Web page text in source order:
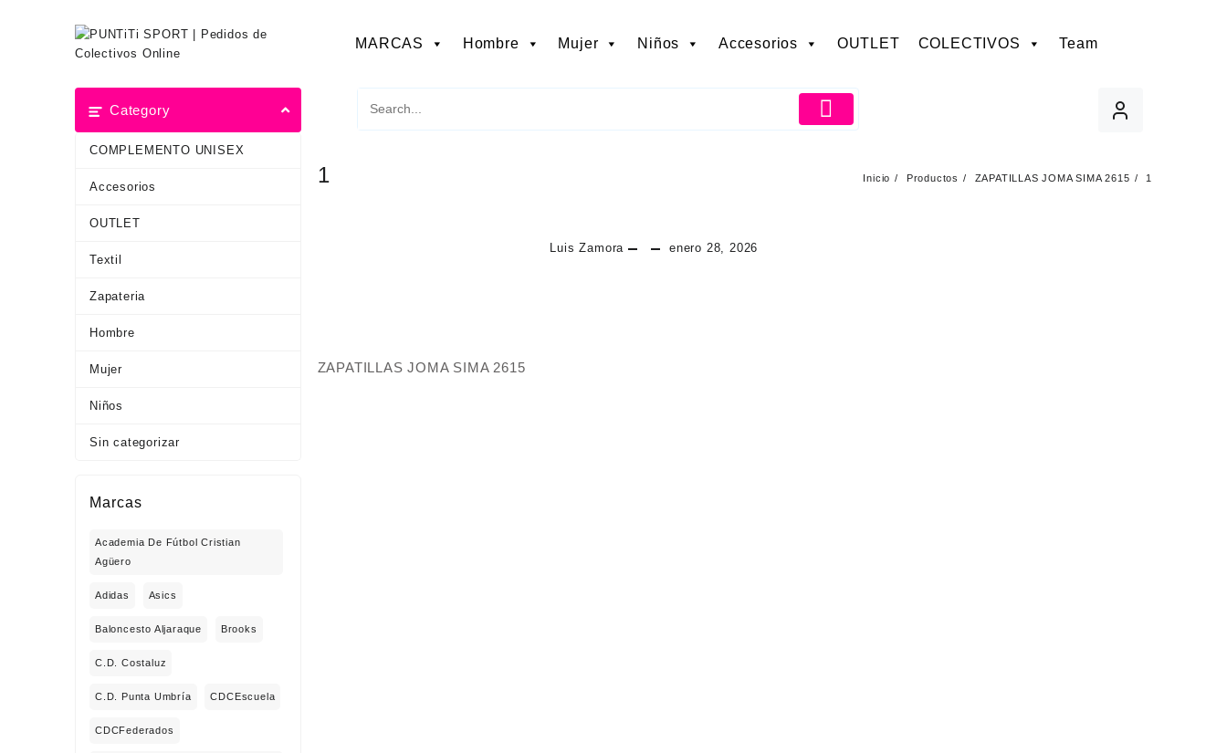
MARCAS Hombre Mujer Niños Accesorios OUTLET COLECTIVOS Team
Category
COMPLEMENTO UNISEX
Accesorios
OUTLET
Textil
Zapateria
Hombre
Mujer
Niños
Sin categorizar
1 Inicio Productos ZAPATILLAS JOMA SIMA 2615 1
Luis Zamora enero 28, 2026
ZAPATILLAS JOMA SIMA 2615
Marcas
Academia De Fútbol Cristian
Agüero
Adidas Asics
Baloncesto Aljaraque Brooks
C.D. Costaluz
C.D. Punta Umbría CDCEscuela
CDCFederados